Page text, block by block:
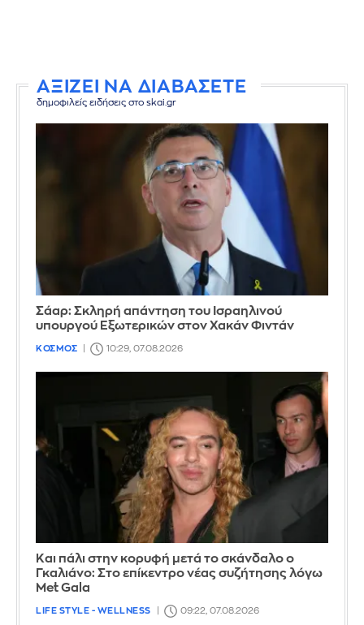
ΑΞΙΖΕΙ ΝΑ ΔΙΑΒΑΣΕΤΕ
δημοφιλείς ειδήσεις στο skai.gr
Σάαρ: Σκληρή απάντηση του Ισραηλινού
υπουργού Εξωτερικών στον Χακάν Φιντάν
ΚΟΣΜΟΣ 10:29, 07.08.2026
Και πάλι στην κορυφή μετά το σκάνδαλο ο
Γκαλιάνο: Στο επίκεντρο νέας συζήτησης λόγω
Met Gala
LIFE STYLE - WELLNESS 09:22, 07.08.2026